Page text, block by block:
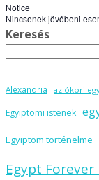
Notice
Nincsenek jövőbeni
Keresés
Alexandria az ókori
Egyiptomi istenek
Egyiptom történelme
Egypt